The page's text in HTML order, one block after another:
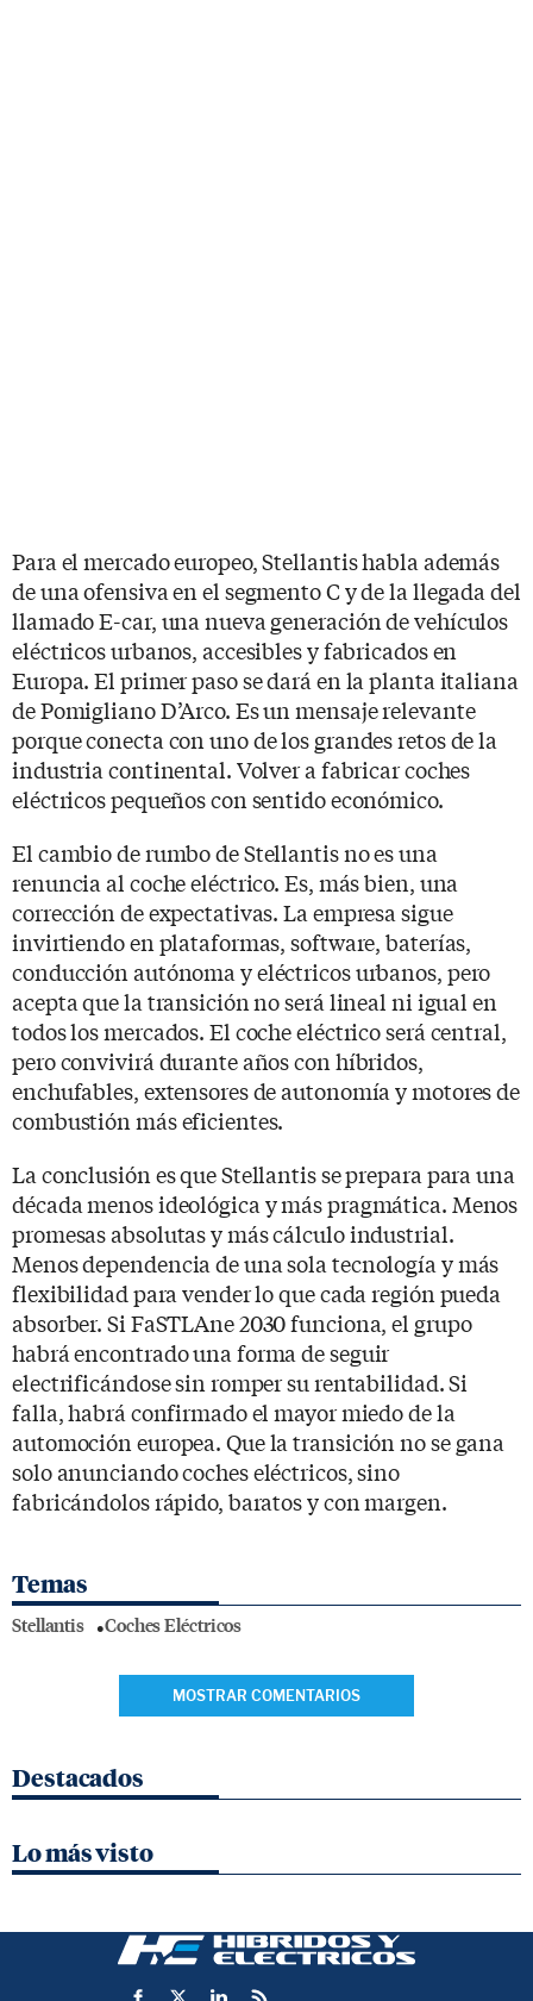
Para el mercado europeo, Stellantis habla además
de una ofensiva en el segmento C y de la llegada del
llamado E-car, una nueva generación de vehículos
eléctricos urbanos, accesibles y fabricados en
Europa. El primer paso se dará en la planta italiana
de Pomigliano D’Arco. Es un mensaje relevante
porque conecta con uno de los grandes retos de la
industria continental. Volver a fabricar coches
eléctricos pequeños con sentido económico.
El cambio de rumbo de Stellantis no es una
renuncia al coche eléctrico. Es, más bien, una
corrección de expectativas. La empresa sigue
invirtiendo en plataformas, software, baterías,
conducción autónoma y eléctricos urbanos, pero
acepta que la transición no será lineal ni igual en
todos los mercados. El coche eléctrico será central,
pero convivirá durante años con híbridos,
enchufables, extensores de autonomía y motores de
combustión más eficientes.
La conclusión es que Stellantis se prepara para una
década menos ideológica y más pragmática. Menos
promesas absolutas y más cálculo industrial.
Menos dependencia de una sola tecnología y más
flexibilidad para vender lo que cada región pueda
absorber. Si FaSTLAne 2030 funciona, el grupo
habrá encontrado una forma de seguir
electrificándose sin romper su rentabilidad. Si
falla, habrá confirmado el mayor miedo de la
automoción europea. Que la transición no se gana
solo anunciando coches eléctricos, sino
fabricándolos rápido, baratos y con margen.
Temas
Stellantis Coches Eléctricos
MOSTRAR COMENTARIOS
Destacados
Lo más visto